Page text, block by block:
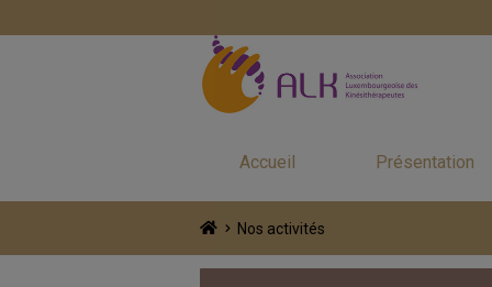
Accueil Présentation
Nos activités